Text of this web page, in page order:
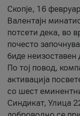
Скопје, 16
Валентајн
потсети дека, во
почесто
биде неизоставен
По тој повод,
активација
со шест
Синдикат, Улица